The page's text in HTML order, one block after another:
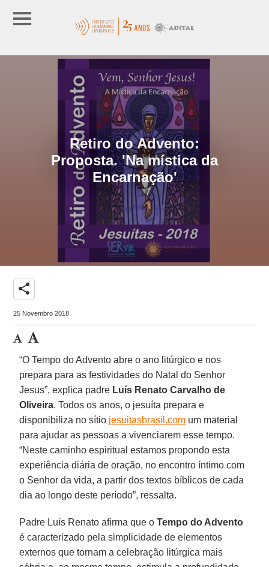
Retiro do Advento:
Proposta. 'Na mística da
Encarnação'
share
25 Novembro 2018
“O Tempo do Advento abre o ano litúrgico e nos
prepara para as festividades do Natal do Senhor
Jesus”, explica padre Luís Renato Carvalho de
Oliveira. Todos os anos, o jesuíta prepara e
disponibiliza no sítio jesuitasbrasil.com um material
para ajudar as pessoas a vivenciarem esse tempo.
“Neste caminho espiritual estamos propondo esta
experiência diária de oração, no encontro íntimo com
o Senhor da vida, a partir dos textos bíblicos de cada
dia ao longo deste período”, ressalta.
Padre Luís Renato afirma que oTempo do Advento
é caracterizado pela simplicidade de elementos
externos que tornam a celebração litúrgica mais